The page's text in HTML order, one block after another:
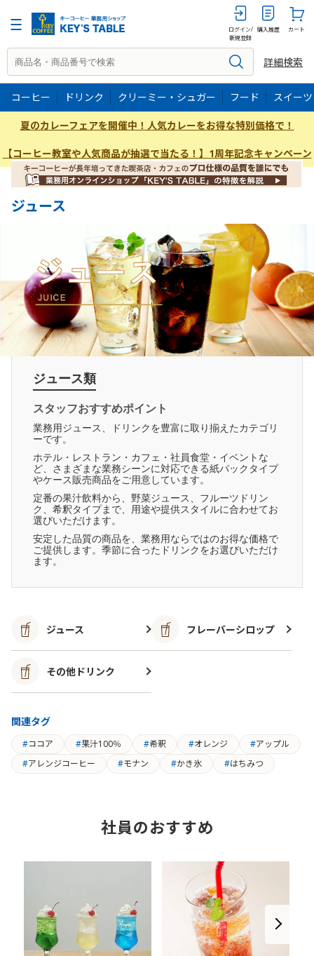
ログイン/
新規登録
購入履歴 カート
詳細検索
コーヒー ドリンク クリーミー・シュガー フード スイーツ
夏のカレーフェアを開催中！人気カレーをお得な特別価格で！
【コーヒー教室や人気商品が抽選で当たる！】1周年記念キャンペーン
ジュース
ジュース類
スタッフおすすめポイント
業務用ジュース、ドリンクを豊富に取り揃えたカテゴリ
ーです。
ホテル・レストラン・カフェ・社員食堂・イベントな
ど、さまざまな業務シーンに対応できる紙パックタイプ
やケース販売商品をご用意しています。
定番の果汁飲料から、野菜ジュース、フルーツドリン
ク、希釈タイプまで、用途や提供スタイルに合わせてお
選びいただけます。
安定した品質の商品を、業務用ならではのお得な価格で
ご提供します。季節に合ったドリンクをお選びいただけ
ます。
ジュース フレーバーシロップ
その他ドリンク
関連タグ
ココア 果汁100％ 希釈 オレンジ
アップル
アレンジコーヒー
モナン かき氷 はちみつ
社員のおすすめ